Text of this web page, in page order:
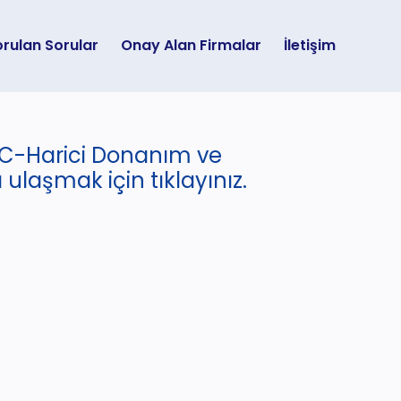
Sorular Onay Alan Firmalar İletişim
Harici Donanım ve
için tıklayınız.